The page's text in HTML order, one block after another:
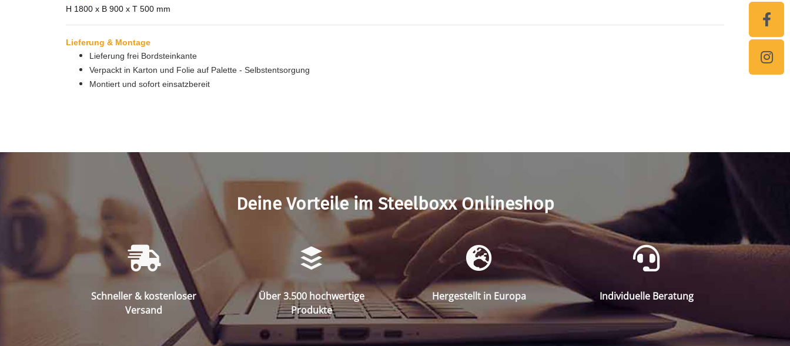
H 1800 x B 900 x T 500 mm
Lieferung & Montage
Lieferung frei Bordsteinkante
Verpackt in Karton und Folie auf Palette - Selbstentsorgung
Montiert und sofort einsatzbereit
Deine Vorteile im Steelboxx Onlineshop
Schneller & kostenloser
Versand
Über 3.500 hochwertige
Produkte
Hergestellt in Europa Individuelle Beratung